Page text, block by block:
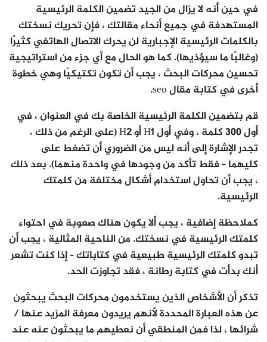
في حين أنه لا يزال من الجيد تضمين الكلمة الرئيسية
المستهدفة في جميع أنحاء مقالتك ، فإن تحريك نسختك
بالكلمات الرئيسية الإجبارية لن يحرك الاتصال الهاتفي كثيرًا
(وغالبًا ما سيؤذيها). كما هو الحال مع أي جزء من استراتيجية
تحسين محركات البحث ، يجب أن تكون تكتيكيًا وهي خطوة
أخرى في كتابة مقال seo.
قم بتضمين الكلمة الرئيسية الخاصة بك في العنوان ، في
أول 300 كلمة ، وفي أول H1 أو H2 (على الرغم من ذلك ،
تجدر الإشارة إلى أنه ليس من الضروري أن تضغط على
كليهما – فقط تأكد من وجودها في واحدة منهما). بعد ذلك
، يجب أن تحاول استخدام أشكال مختلفة من كلمتك
الرئيسية.
كملاحظة إضافية ، يجب ألا يكون هناك صعوبة في احتواء
كلمتك الرئيسية في نسختك. من الناحية المثالية ، يجب أن
تبدو كلمتك الرئيسية طبيعية في كتاباتك – إذا كنت تشعر
أنك بدأت في كتابة رطانة ، فقد تجاوزت الحد.
تذكر أن الأشخاص الذين يستخدمون محركات البحث يبحثون
عن هذه العبارة المحددة لأنهم يريدون معرفة المزيد عنها /
شرائها ، لذا فمن المنطقي أن نعطيهم ما يبحثون عنه عند